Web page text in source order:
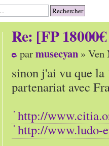
Re: [FP
parmusecyan » Ven
sinon j'ai vu que la
partenariat avec
http://
http://www.ludo-